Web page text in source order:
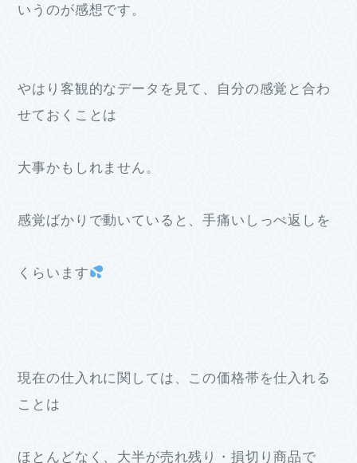
いうのが感想です。
やはり客観的なデータを見て、自分の感覚と合わ
せておくことは
大事かもしれません。
感覚ばかりで動いていると、手痛いしっぺ返しを
くらいます
現在の仕入れに関しては、この価格帯を仕入れる
ことは
ほとんどなく、大半が売れ残り・損切り商品で